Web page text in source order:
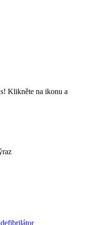
Klikněte na ikonu a